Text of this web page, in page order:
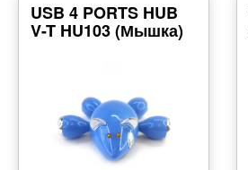
USB 4 PORTS HUB
V-T HU103 (Мышка)